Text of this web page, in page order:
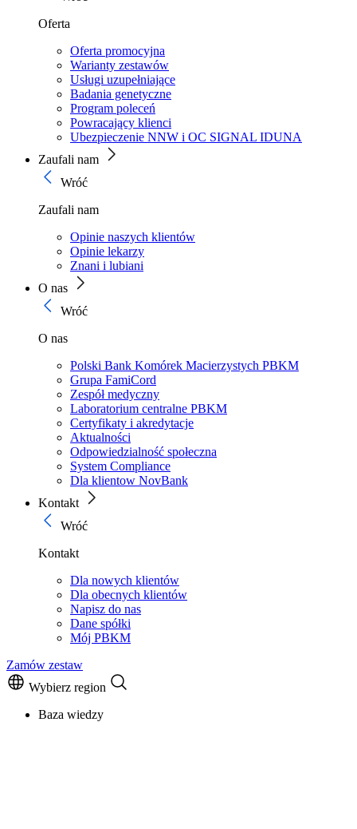
Oferta
Oferta promocyjna
Warianty zestawów
Usługi uzupełniające
Badania genetyczne
Program poleceń
Powracający klienci
Ubezpieczenie NNW i OC SIGNAL IDUNA
Zaufali nam
Wróć
Zaufali nam
Opinie naszych klientów
Opinie lekarzy
Znani i lubiani
O nas
Wróć
O nas
Polski Bank Komórek Macierzystych PBKM
Grupa FamiCord
Zespół medyczny
Laboratorium centralne PBKM
Certyfikaty i akredytacje
Aktualności
Odpowiedzialność społeczna
System Compliance
Dla klientow NovBank
Kontakt
Wróć
Kontakt
Dla nowych klientów
Dla obecnych klientów
Napisz do nas
Dane spółki
Mój PBKM
Zamów zestaw
Wybierz region
Baza wiedzy